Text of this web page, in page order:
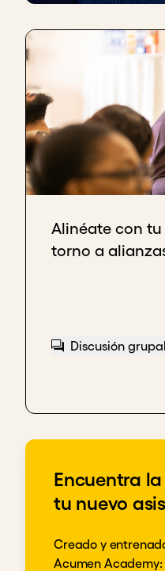
Alinéate con
torno a
Discusión grupal
Encuentra
tu nuevo
Creado y
Acumen